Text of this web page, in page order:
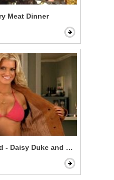
Meat Dinner
- Daisy Duke and Enos